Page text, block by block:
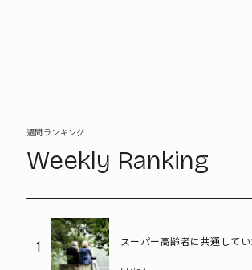
週間ランキング
Weekly Ranking
1
スーパー高齢者に共通して